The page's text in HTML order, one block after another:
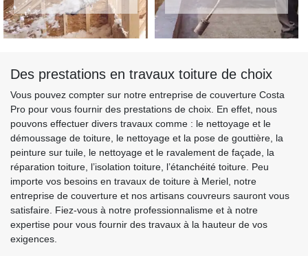
Des prestations en travaux toiture de choix
Vous pouvez compter sur notre entreprise de couverture Costa
Pro pour vous fournir des prestations de choix. En effet, nous
pouvons effectuer divers travaux comme : le nettoyage et le
démoussage de toiture, le nettoyage et la pose de gouttière, la
peinture sur tuile, le nettoyage et le ravalement de façade, la
réparation toiture, l’isolation toiture, l’étanchéité toiture. Peu
importe vos besoins en travaux de toiture à Meriel, notre
entreprise de couverture et nos artisans couvreurs sauront vous
satisfaire. Fiez-vous à notre professionnalisme et à notre
expertise pour vous fournir des travaux à la hauteur de vos
exigences.